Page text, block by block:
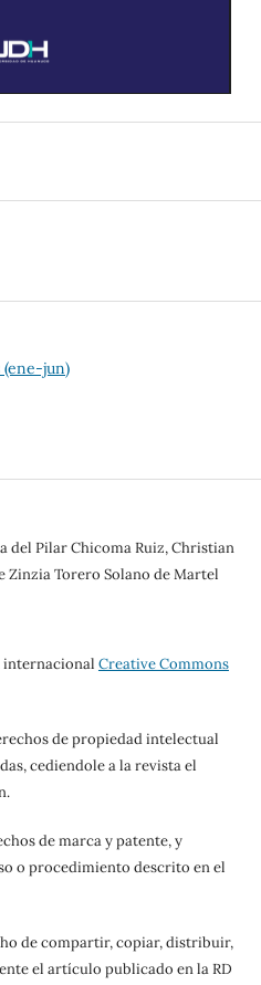
(ene-jun)
del Pilar Chicoma Ruiz, Christian
Zinzia Torero Solano de Martel
internacional Creative Commons
de propiedad intelectual
cediendole a la revista el
de marca y patente, y
o procedimiento descrito en el
de compartir, copiar, distribuir,
el artículo publicado en la RD